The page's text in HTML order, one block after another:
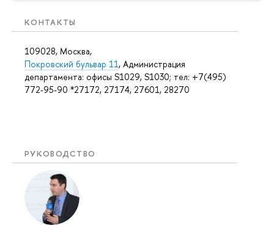
КОНТАКТЫ
109028, Москва,
Покровский бульвар 11, Администрация
департамента: офисы S1029, S1030; тел: +7(495)
772-95-90 *27172, 27174, 27601, 28270
РУКОВОДСТВО